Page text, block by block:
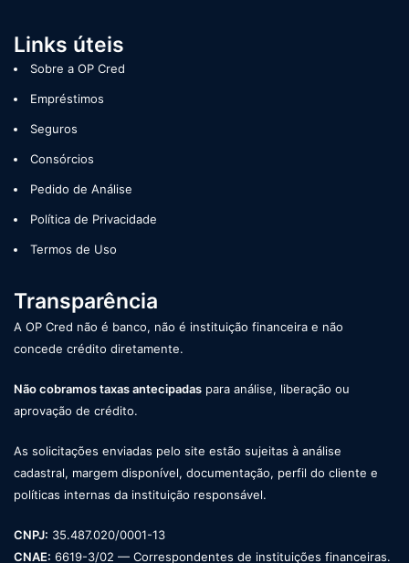
Links úteis
Sobre a OP Cred
Empréstimos
Seguros
Consórcios
Pedido de Análise
Política de Privacidade
Termos de Uso
Transparência
A OP Cred não é banco, não é instituição financeira e não
concede crédito diretamente.
Não cobramos taxas antecipadas para análise, liberação ou
aprovação de crédito.
As solicitações enviadas pelo site estão sujeitas à análise
cadastral, margem disponível, documentação, perfil do cliente e
políticas internas da instituição responsável.
CNPJ: 35.487.020/0001-13
CNAE: 6619-3/02 — Correspondentes de instituições financeiras.